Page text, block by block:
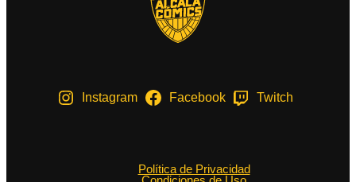
Instagram Facebook Twitch
Política de Privacidad